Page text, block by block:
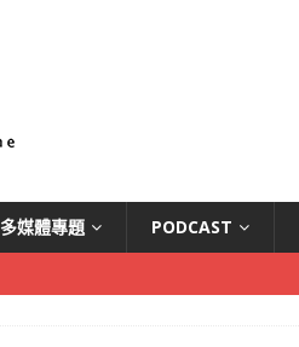
多媒體專題 PODCAST